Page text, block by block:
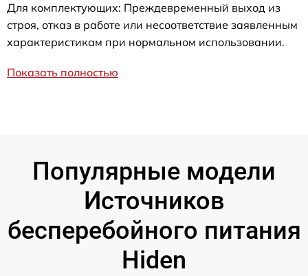
Для комплектующих: Преждевременный выход из
строя, отказ в работе или несоответствие заявленным
характеристикам при нормальном использовании.
Показать полностью
Популярные модели
Источников
бесперебойного питания
Hiden